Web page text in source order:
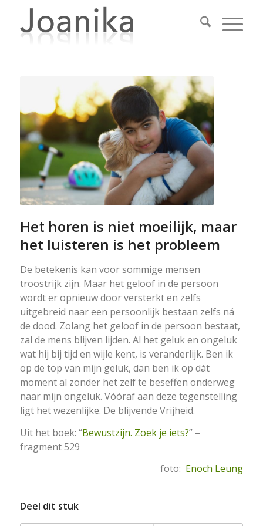
Het horen is niet moeilijk, maar
het luisteren is het probleem
De betekenis kan voor sommige mensen
troostrijk zijn. Maar het geloof in de persoon
wordt er opnieuw door versterkt en zelfs
uitgebreid naar een persoonlijk bestaan zelfs ná
de dood. Zolang het geloof in de persoon bestaat,
zal de mens blijven lijden. Al het geluk en ongeluk
wat hij bij tijd en wijle kent, is veranderlijk. Ben ik
op de top van mijn geluk, dan ben ik op dát
moment al zonder het zelf te beseffen onderweg
naar mijn ongeluk. Vóóraf aan deze tegenstelling
ligt het wezenlijke. De blijvende Vrijheid.
Uit het boek: “Bewustzijn. Zoek je iets?” –
fragment 529
foto: Enoch Leung
Deel dit stuk